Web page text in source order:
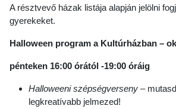
A résztvevő házak listája alapján jelölni
gyerekeket.
Halloween program a Kultúrházban –
pénteken 16:00 órától -19:00 óráig
Halloweeni szépségverseny –
legkreatívabb jelmezed!